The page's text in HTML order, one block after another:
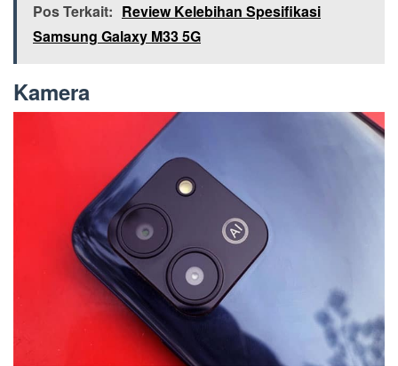
Pos Terkait: Review Kelebihan Spesifikasi
Samsung Galaxy M33 5G
Kamera